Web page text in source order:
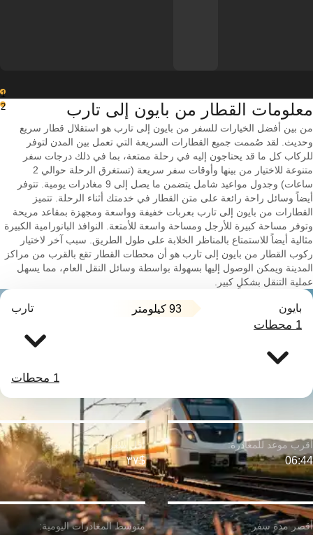
1
2
معلومات القطار من ‎بايون إلى ‎تارب
من بين أفضل الخيارات للسفر من بايون إلى تارب هو استقلال قطار سريع
وحديث. لقد صُممت جميع القطارات السريعة التي تعمل بين المدن لتوفر
للركاب كل ما قد يحتاجون إليه في رحلة ممتعة، بما في ذلك درجات سفر
متنوعة للاختيار من بينها وأوقات سفر سريعة (تستغرق الرحلة حوالي 2
ساعات) وجدول مواعيد شامل يتضمن ما يصل إلى 9 مغادرات يومية. تتوفر
أيضاً وسائل راحة رائعة على متن القطار في خدمتك أثناء الرحلة. تتميز
القطارات من بايون إلى تارب بعربات خفيفة وواسعة ومجهزة بمقاعد مريحة
وتوفر مساحة كبيرة للأرجل ومساحة واسعة للأمتعة. النوافذ البانورامية الكبيرة
مثالية أيضاً للاستمتاع بالمناظر الخلابة على طول الطريق. سبب آخر لاختيار
ركوب القطار من بايون إلى تارب هو أن محطات القطار تقع بالقرب من مراكز
المدينة ويمكن الوصول إليها بسهولة بواسطة وسائل النقل العام، مما يسهل
عملية التنقل بشكلٍ كبير.
بايون 93 كيلومتر تارب
1 محطات
1 محطات
06:44 $٣٧